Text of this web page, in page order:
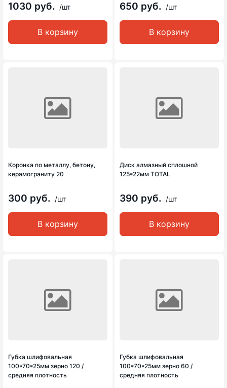
1030 руб. /шт
В корзину
650 руб. /шт
В корзину
Коронка по металлу, бетону,
керамограниту 20
300 руб. /шт
В корзину
Диск алмазный сплошной
125*22мм TOTAL
390 руб. /шт
В корзину
Губка шлифовальная
100*70*25мм зерно 120 /
средняя плотность
Губка шлифовальная
100*70*25мм зерно 60 /
средняя плотность